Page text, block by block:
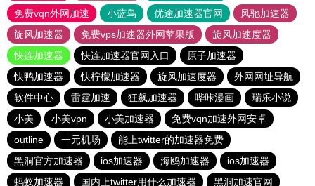
免费vqn外网加速
小蓝鸟 优途加速器官网
风驰加速器
旋风加速器
免费vps加速器外网苹果版
旋风加速度器
快连加速器
快连加速器官网入口
原子加速器
快鸭加速器
快柠檬加速器 旋风加速度器
外网网址导航
软件中心
雷霆加速 狂飙加速器 哔咔漫画
瑞乐小说
小美
小美vpn 小美加速器
免费vqn加速外网安卓
outline
一元机场
能上twitter的加速器免费
黑洞官方加速器
ios加速器 海鸥加速器
ios加速器
蚂蚁加速器
国内上twitter用什么加速器
黑洞加速官网